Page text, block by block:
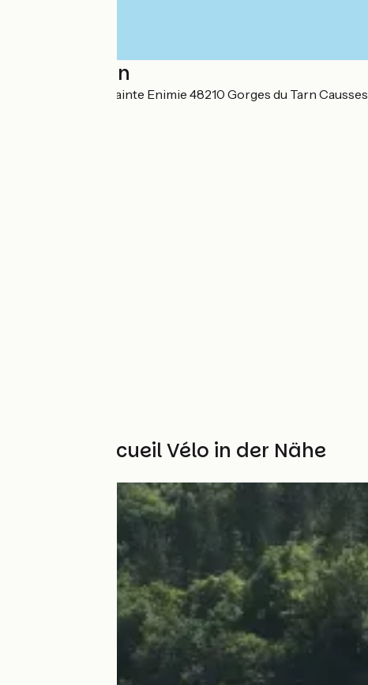
Localisation
Route de Florac Sainte Enimie 48210 Gorges du Tarn Causses
Weitere Accueil Vélo in der Nähe